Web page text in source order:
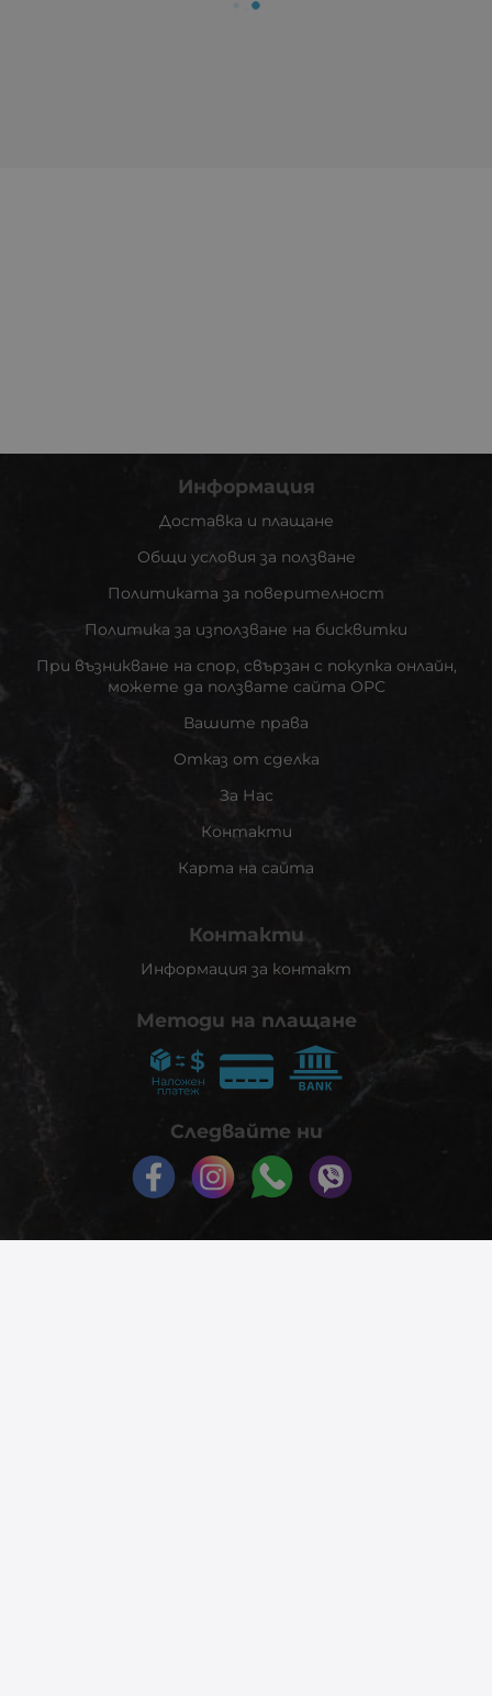
Информация
Доставка и плащане
Общи условия за ползване
Политиката за поверителност
Политика за използване на бисквитки
При възникване на спор, свързан с покупка онлайн,
можете да ползвате сайта ОРС
Вашите права
Отказ от сделка
За Нас
Контакти
Карта на сайта
Контакти
Информация за контакт
Методи на плащане
Следвайте ни